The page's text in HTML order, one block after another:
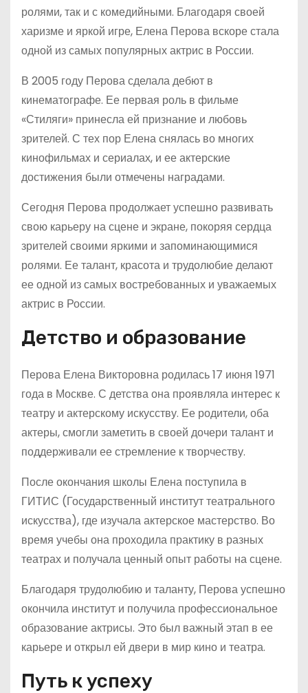
ролями, так и с комедийными. Благодаря своей
харизме и яркой игре, Елена Перова вскоре стала
одной из самых популярных актрис в России.
В 2005 году Перова сделала дебют в
кинематографе. Ее первая роль в фильме
«Стиляги» принесла ей признание и любовь
зрителей. С тех пор Елена снялась во многих
кинофильмах и сериалах, и ее актерские
достижения были отмечены наградами.
Сегодня Перова продолжает успешно развивать
свою карьеру на сцене и экране, покоряя сердца
зрителей своими яркими и запоминающимися
ролями. Ее талант, красота и трудолюбие делают
ее одной из самых востребованных и уважаемых
актрис в России.
Детство и образование
Перова Елена Викторовна родилась 17 июня 1971
года в Москве. С детства она проявляла интерес к
театру и актерскому искусству. Ее родители, оба
актеры, смогли заметить в своей дочери талант и
поддерживали ее стремление к творчеству.
После окончания школы Елена поступила в
ГИТИС (Государственный институт театрального
искусства), где изучала актерское мастерство. Во
время учебы она проходила практику в разных
театрах и получала ценный опыт работы на сцене.
Благодаря трудолюбию и таланту, Перова успешно
окончила институт и получила профессиональное
образование актрисы. Это был важный этап в ее
карьере и открыл ей двери в мир кино и театра.
Путь к успеху